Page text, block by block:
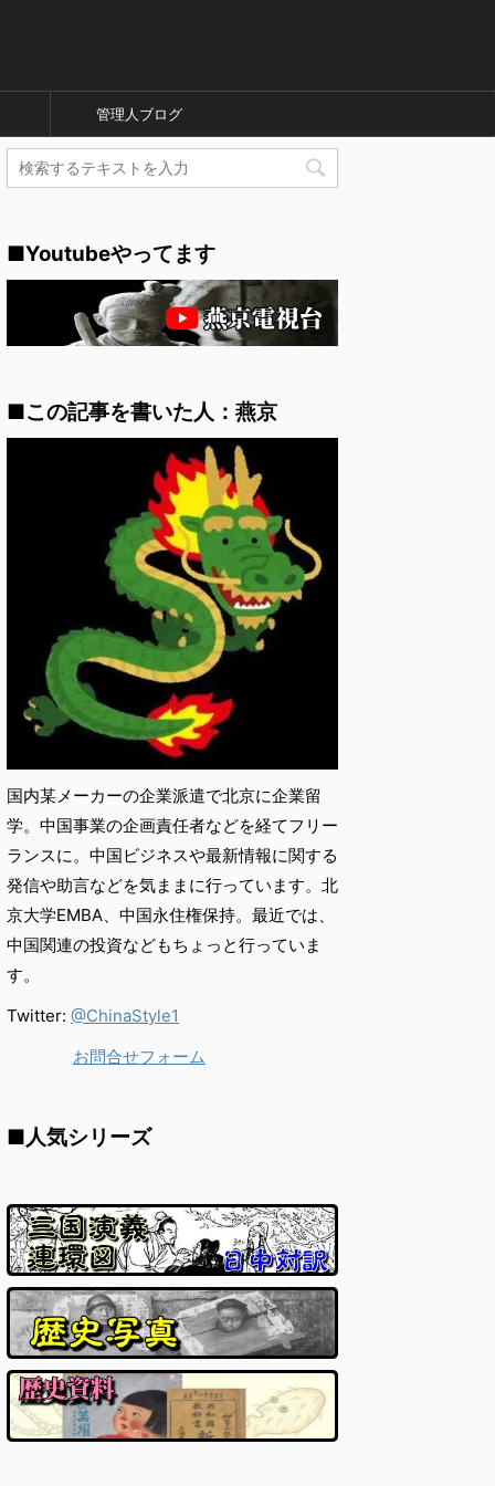
管理人ブログ
■Youtubeやってます
■この記事を書いた人：燕京
国内某メーカーの企業派遣で北京に企業留
学。中国事業の企画責任者などを経てフリー
ランスに。中国ビジネスや最新情報に関する
発信や助言などを気ままに行っています。北
京大学EMBA、中国永住権保持。最近では、
中国関連の投資などもちょっと行っていま
す。
Twitter: @ChinaStyle1
お問合せフォーム
■人気シリーズ